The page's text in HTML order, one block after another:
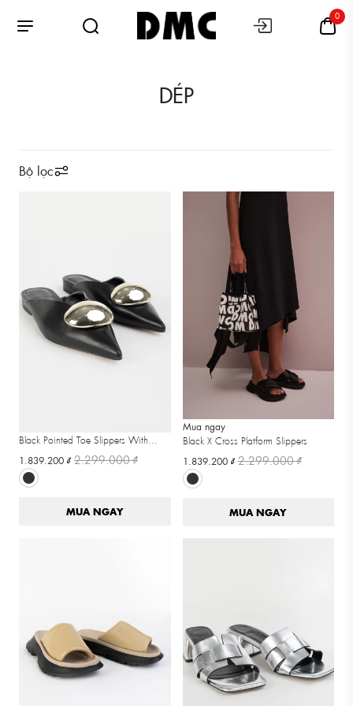
0
DÉP
Bộ lọc
Mua ngay
Black Pointed Toe Slippers With
Golden Charm
1.839.200 ₫2.299.000 ₫
MUA NGAY
Mua ngay
Black X Cross Platform Slippers
1.839.200 ₫2.299.000 ₫
MUA NGAY